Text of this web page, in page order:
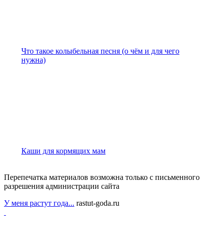
Что такое колыбельная песня (о чём и для чего
нужна)
Каши для кормящих мам
Перепечатка материалов возможна только с письменного
разрешения администрации сайта
У меня растут года... rastut-goda.ru